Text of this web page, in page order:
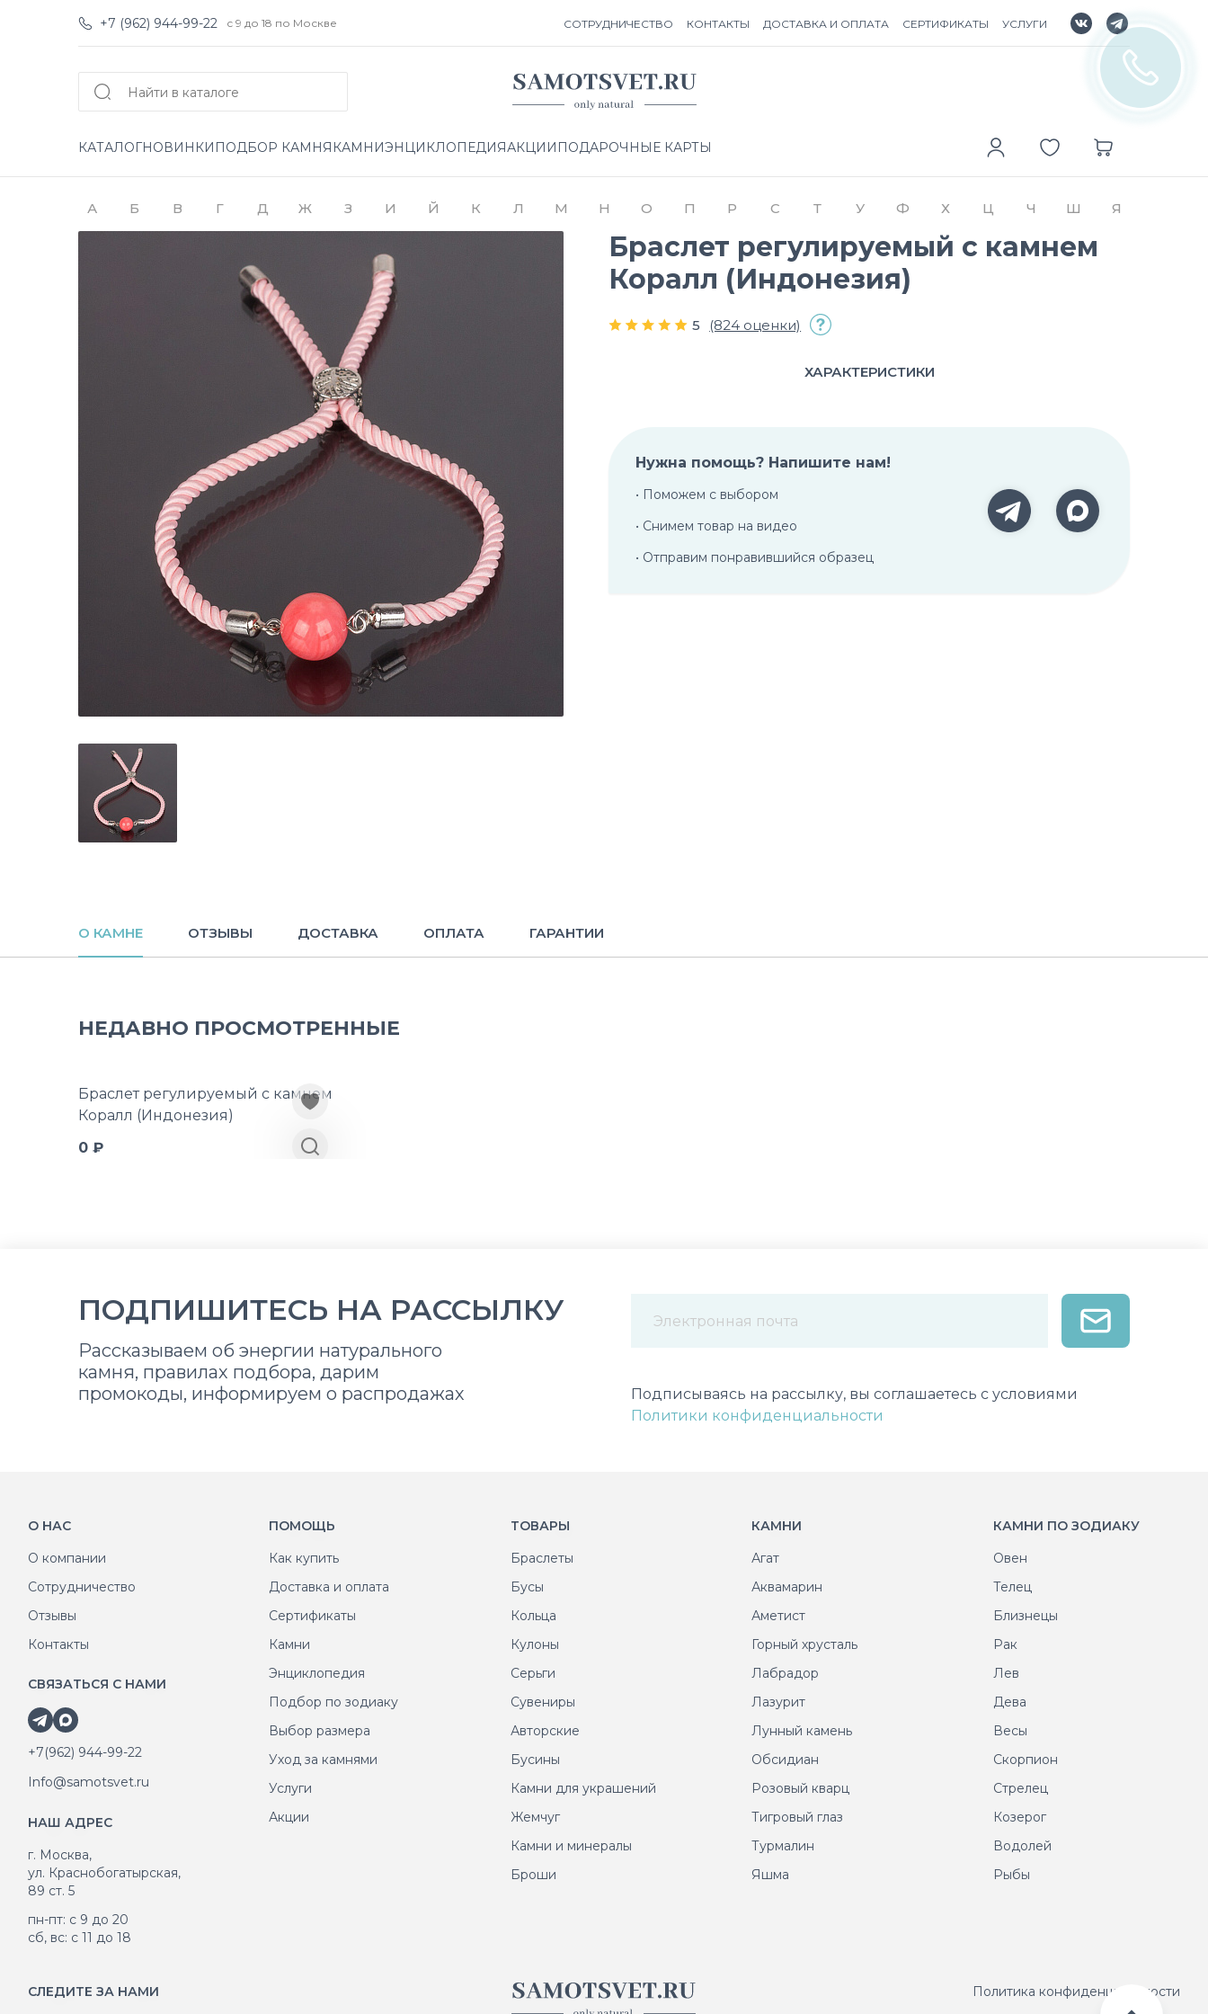
+7 (962) 944-99-22 с 9 до 18 по Москве СОТРУДНИЧЕСТВО КОНТАКТЫ ДОСТАВКА И ОПЛАТА СЕРТИФИКАТЫ УСЛУГИ
КАТАЛОГНОВИНКИ ПОДБОР КАМНЯ КАМНИЭНЦИКЛОПЕДИЯАКЦИИ ПОДАРОЧНЫЕ КАРТЫ
А Б В Г Д Ж З И Й К Л М Н О П Р С Т У Ф Х Ц Ч Ш Я
Браслет регулируемый с камнем
Коралл (Индонезия)
5 (824 оценки)
ХАРАКТЕРИСТИКИ
Нужна помощь? Напишите нам!
• Поможем с выбором
• Снимем товар на видео
• Отправим понравившийся образец
О КАМНЕ ОТЗЫВЫ ДОСТАВКА ОПЛАТА ГАРАНТИИ
НЕДАВНО ПРОСМОТРЕННЫЕ
Браслет регулируемый с камнем
Коралл (Индонезия)
0 ₽
ПОДПИШИТЕСЬ НА РАССЫЛКУ
Рассказываем об энергии натурального
камня, правилах подбора, дарим
промокоды, информируем о распродажах
Подписываясь на рассылку, вы соглашаетесь с условиями
Политики конфиденциальности
О НАС
О компании
Сотрудничество
Отзывы
Контакты
СВЯЗАТЬСЯ С НАМИ
+7(962) 944-99-22
Info@samotsvet.ru
НАШ АДРЕС
г. Москва,
ул. Краснобогатырская,
89 ст. 5
пн-пт: с 9 до 20
сб, вс: с 11 до 18
ПОМОЩЬ
Как купить
Доставка и оплата
Сертификаты
Камни
Энциклопедия
Подбор по зодиаку
Выбор размера
Уход за камнями
Услуги
Акции
ТОВАРЫ
Браслеты
Бусы
Кольца
Кулоны
Серьги
Сувениры
Авторские
Бусины
Камни для украшений
Жемчуг
Камни и минералы
Броши
КАМНИ
Агат
Аквамарин
Аметист
Горный хрусталь
Лабрадор
Лазурит
Лунный камень
Обсидиан
Розовый кварц
Тигровый глаз
Турмалин
Яшма
КАМНИ ПО ЗОДИАКУ
Овен
Телец
Близнецы
Рак
Лев
Дева
Весы
Скорпион
Стрелец
Козерог
Водолей
Рыбы
СЛЕДИТЕ ЗА НАМИ
Политика конфиденциальности